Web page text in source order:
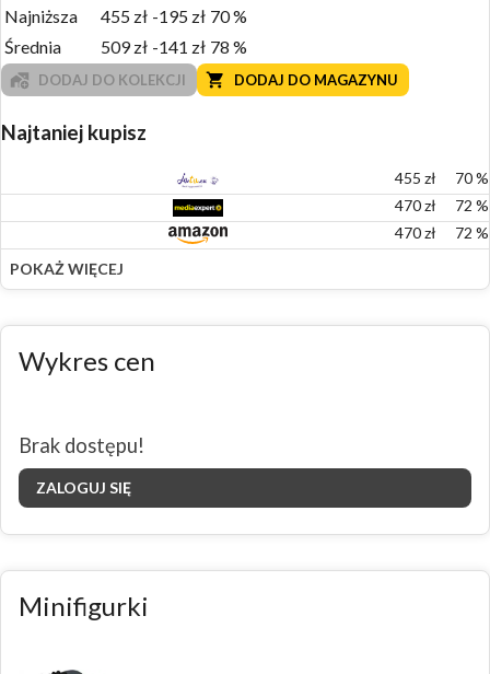
Najniższa
455 zł -195 zł 70%
Średnia
509zł -141 zł 78 %
DODAJ DO KOLEKCJI DODAJ DO MAGAZYNU
Najtaniej kupisz
455 zł 70%
470zł 72 %
470zł 72 %
POKAŻ WIĘCEJ
Wykres cen
Brak dostępu!
ZALOGUJ SIĘ
Minifigurki